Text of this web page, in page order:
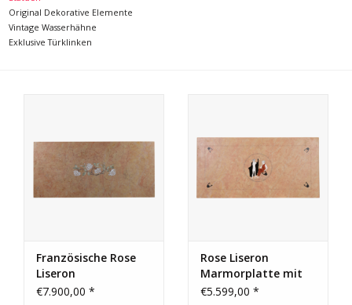
Geschenkkarte kaufen
Original Dekorative Elemente
Vintage Wasserhähne
Exklusive Türklinken
Französische Rose
Liseron
Marmorplatte mit
€7.900,00 *
Rose Liseron
Marmorplatte mit
klassischer figuraler
€5.599,00 *